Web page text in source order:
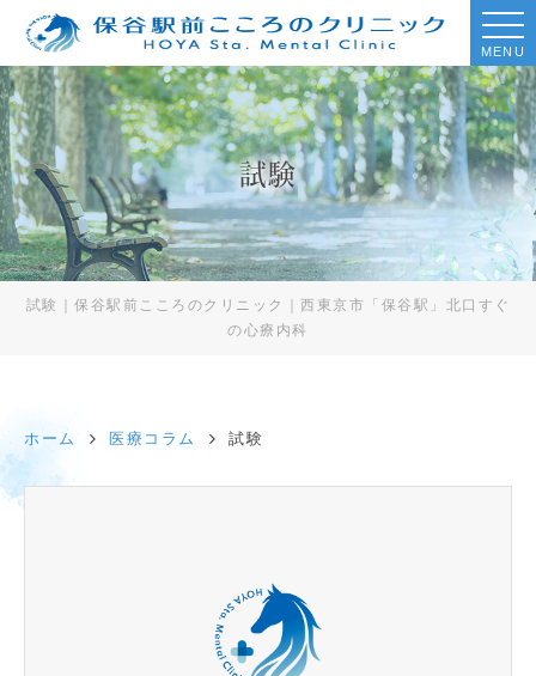
MENU
試験
試験｜保谷駅前こころのクリニック｜西東京市「保谷駅」北口すぐ
の心療内科
ホーム 医療コラム 試験